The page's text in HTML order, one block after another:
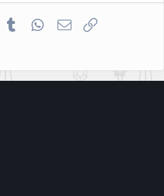
PinterestTumblr WhatsApp
E-posta